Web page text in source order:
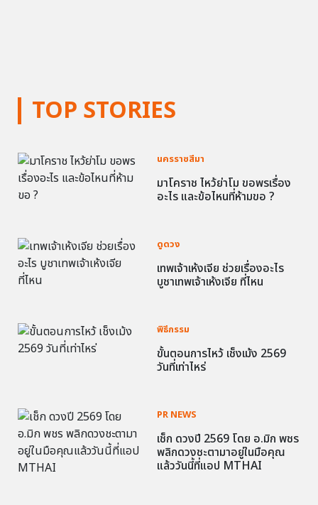
TOP STORIES
นครราชสีมา
มาโคราช ไหว้ย่าโม ขอพรเรื่อง
อะไร และข้อไหนที่ห้ามขอ ?
ดูดวง
เทพเจ้าเห้งเจีย ช่วยเรื่องอะไร
บูชาเทพเจ้าเห้งเจีย ที่ไหน
พิธีกรรม
ขั้นตอนการไหว้ เช็งเม้ง 2569
วันที่เท่าไหร่
PR NEWS
เช็ก ดวงปี 2569 โดย อ.มิก พชร
พลิกดวงชะตามาอยู่ในมือคุณ
แล้ววันนี้ที่แอป MTHAI